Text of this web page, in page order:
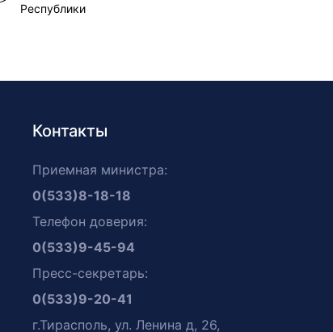
Республики
Контакты
Приемная министра:
0(533)8-18-18
Телефон доверия:
0(533)9-45-94
Пресс-секретарь:
0(533)9-20-41
г.Тирасполь, ул. Ленина д, 26,